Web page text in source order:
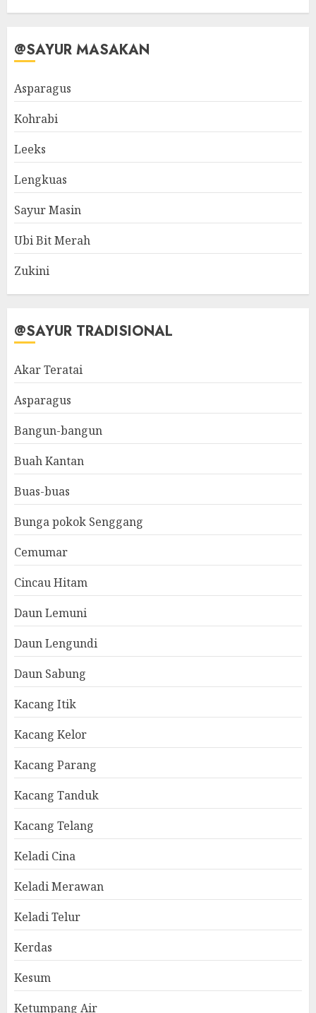
@SAYUR MASAKAN
Asparagus
Kohrabi
Leeks
Lengkuas
Sayur Masin
Ubi Bit Merah
Zukini
@SAYUR TRADISIONAL
Akar Teratai
Asparagus
Bangun-bangun
Buah Kantan
Buas-buas
Bunga pokok Senggang
Cemumar
Cincau Hitam
Daun Lemuni
Daun Lengundi
Daun Sabung
Kacang Itik
Kacang Kelor
Kacang Parang
Kacang Tanduk
Kacang Telang
Keladi Cina
Keladi Merawan
Keladi Telur
Kerdas
Kesum
Ketumpang Air